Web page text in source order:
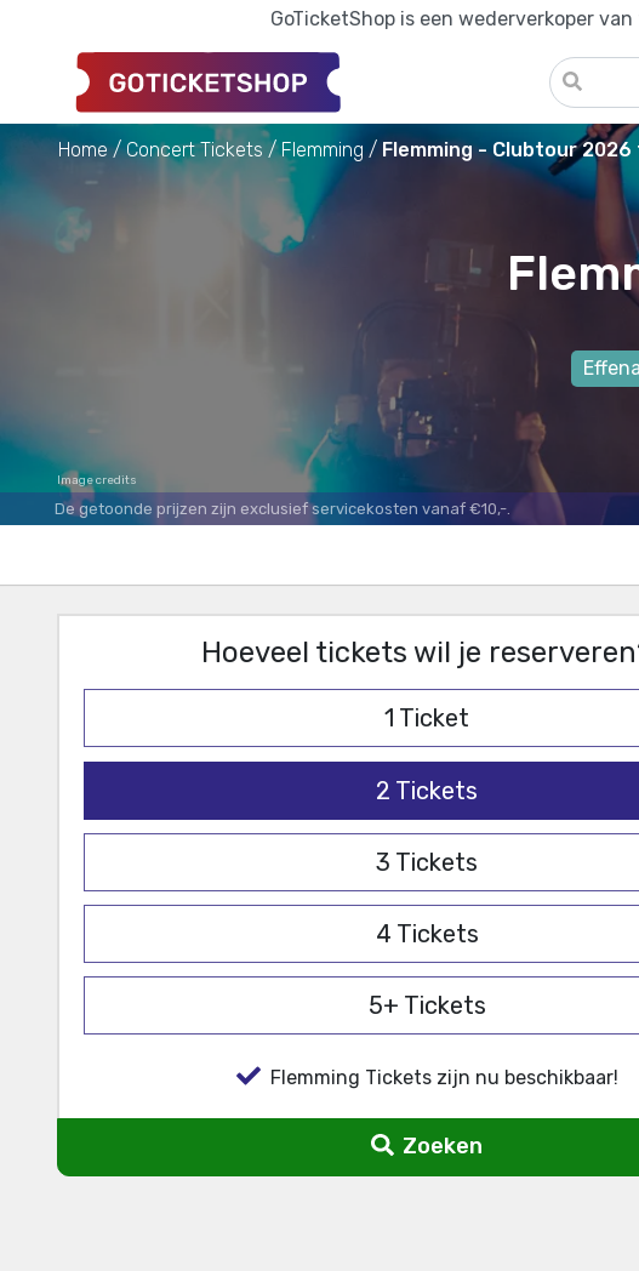
GoTicketShop is een wederverkoper
Home Concert Tickets Flemming Flemming - Clubtour
Image credits
De getoonde prijzen zijn exclusief servicekosten vanaf €10,-.
Hoeveel tickets wil je
1 Ticket
2 Tickets
3 Tickets
4 Tickets
5+ Tickets
Flemming Tickets zijn nu beschikbaar!
Zoeken